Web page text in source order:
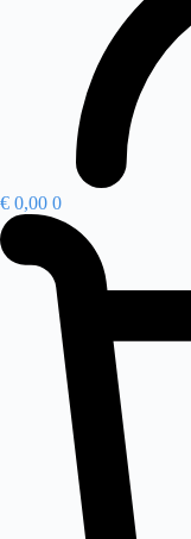
€ 0,00 0